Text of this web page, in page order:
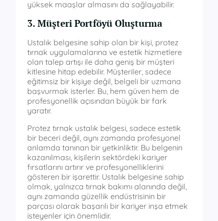
yüksek maaşlar almasını da sağlayabilir.
3. Müşteri Portföyü Oluşturma
Ustalık belgesine sahip olan bir kişi, protez
tırnak uygulamalarına ve estetik hizmetlere
olan talep artışı ile daha geniş bir müşteri
kitlesine hitap edebilir. Müşteriler, sadece
eğitimsiz bir kişiye değil, belgeli bir uzmana
başvurmak isterler. Bu, hem güven hem de
profesyonellik açısından büyük bir fark
yaratır.
Protez tırnak ustalık belgesi, sadece estetik
bir beceri değil, aynı zamanda profesyonel
anlamda tanınan bir yetkinliktir. Bu belgenin
kazanılması, kişilerin sektördeki kariyer
fırsatlarını artırır ve profesyonelliklerini
gösteren bir işarettir. Ustalık belgesine sahip
olmak, yalnızca tırnak bakımı alanında değil,
aynı zamanda güzellik endüstrisinin bir
parçası olarak başarılı bir kariyer inşa etmek
isteyenler için önemlidir.